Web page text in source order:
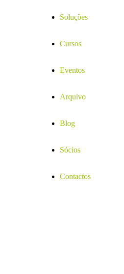
Soluções
Cursos
Eventos
Arquivo
Blog
Sócios
Contactos